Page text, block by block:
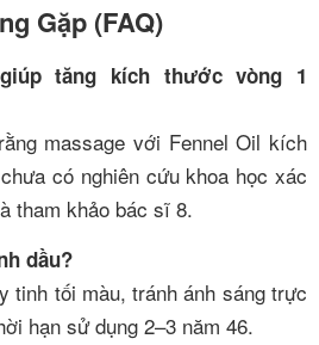
Gặp (FAQ)
tăng kích thước vòng 1
massage với Fennel Oil kích
có nghiên cứu khoa học xác
tham khảo bác sĩ 8.
dầu?
tinh tối màu, tránh ánh sáng trực
hạn sử dụng 2–3 năm 46.